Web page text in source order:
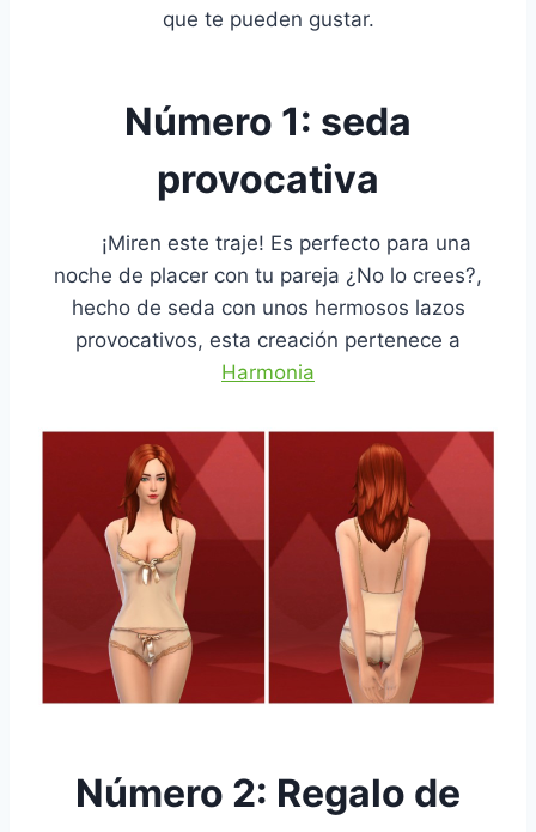
que te pueden gustar.
Número 1: seda
provocativa
¡Miren este traje! Es perfecto para una
noche de placer con tu pareja ¿No lo crees?,
hecho de seda con unos hermosos lazos
provocativos, esta creación pertenece a
Harmonia
Número 2: Regalo de